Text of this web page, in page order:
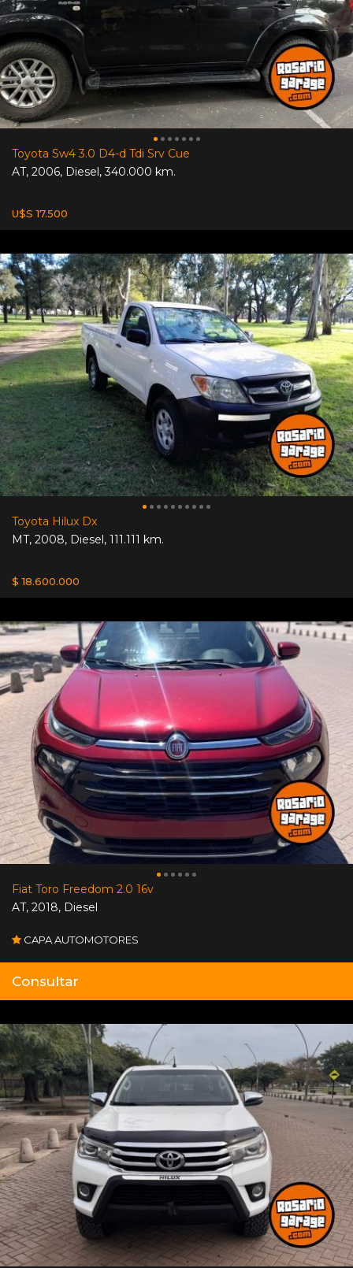
Toyota Sw4 3.0 D4-d Tdi Srv Cue
AT, 2006, Diesel,340.000 km.
U$S 17.500
Toyota Hilux Dx
MT, 2008, Diesel, 111.111 km.
$ 18.600.000
Fiat Toro Freedom 2.0 16v
AT, 2018, Diesel
CAPA AUTOMOTORES
Consultar